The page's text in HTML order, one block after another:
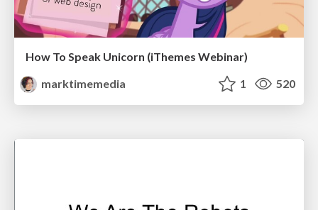
How To Speak Unicorn (iThemes Webinar)
marktimemedia
1 520